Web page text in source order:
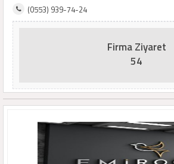
(0553) 939-74-24
Firma Ziyaret
54